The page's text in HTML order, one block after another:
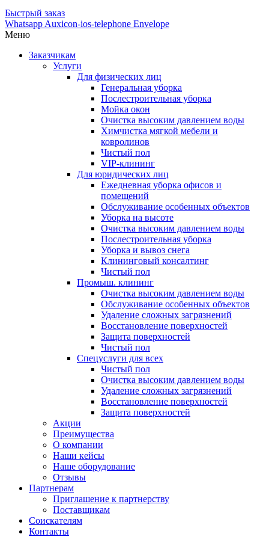
Быстрый заказ
Whatsapp Auxicon-ios-telephone Envelope
Меню
Заказчикам
Услуги
Для физических лиц
Генеральная уборка
Послестроительная уборка
Мойка окон
Очистка высоким давлением воды
Химчистка мягкой мебели и
ковролинов
Чистый пол
VIP-клининг
Для юридических лиц
Ежедневная уборка офисов и
помещений
Обслуживание особенных объектов
Уборка на высоте
Очистка высоким давлением воды
Послестроительная уборка
Уборка и вывоз снега
Клининговый консалтинг
Чистый пол
Промыш. клининг
Очистка высоким давлением воды
Обслуживание особенных объектов
Удаление сложных загрязнений
Восстановление поверхностей
Защита поверхностей
Чистый пол
Спецуслуги для всех
Чистый пол
Очистка высоким давлением воды
Удаление сложных загрязнений
Восстановление поверхностей
Защита поверхностей
Акции
Преимущества
О компании
Наши кейсы
Наше оборудование
Отзывы
Партнерам
Приглашение к партнерству
Поставщикам
Соискателям
Контакты